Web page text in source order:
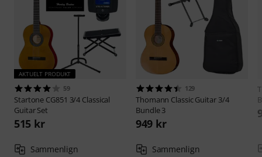
AKTUELT PRODUKT
59
Startone CG851 3/4 Classical
Guitar Set
515 kr
Sammenlign
129
Thomann Classic Guitar 3/4
Bundle 3
949 kr
Sammenlign